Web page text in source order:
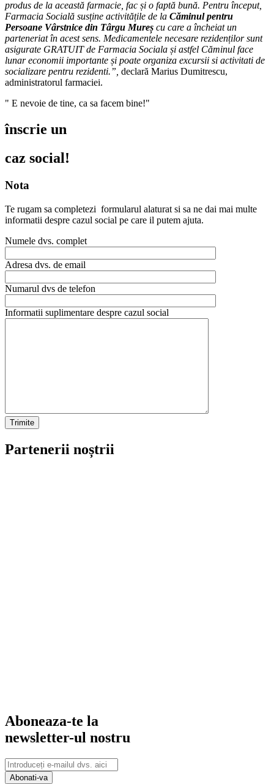
produs de la această farmacie, fac și o faptă bună. Pentru început,
Farmacia Socială susține activitățile de la Căminul pentru
Persoane Vârstnice din Târgu Mureș cu care a încheiat un
parteneriat în acest sens. Medicamentele necesare rezidenților sunt
asigurate GRATUIT de Farmacia Sociala și astfel Căminul face
lunar economii importante și poate organiza excursii si activitati de
socializare pentru rezidenti.”, declară Marius Dumitrescu,
administratorul farmaciei.
" E nevoie de tine, ca sa facem bine!"
înscrie un
caz social!
Nota
Te rugam sa completezi formularul alaturat si sa ne dai mai multe
informatii despre cazul social pe care il putem ajuta.
Numele dvs. complet
Adresa dvs. de email
Numarul dvs de telefon
Informatii suplimentare despre cazul social
Partenerii noștrii
Aboneaza-te la
newsletter-ul nostru
Abonati-va